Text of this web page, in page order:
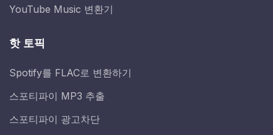
YouTube Music 변환기
핫 토픽
Spotify를 FLAC로 변환하기
스포티파이 MP3 추출
스포티파이 광고차단